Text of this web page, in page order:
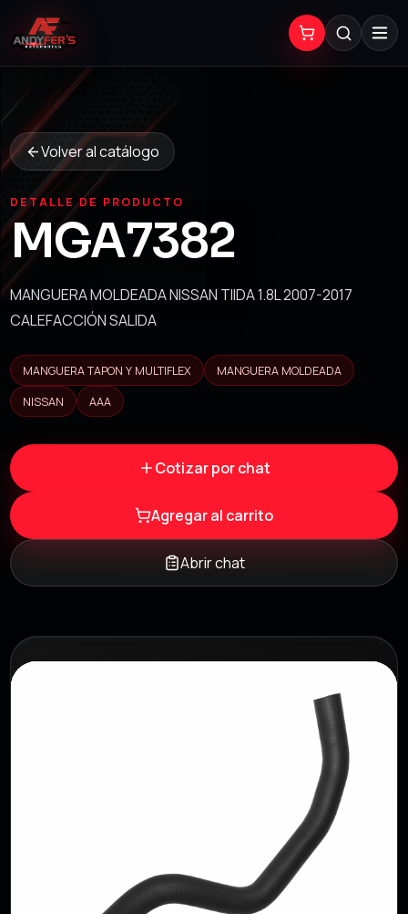
Volver al catálogo
DETALLE DE PRODUCTO
MGA7382
MANGUERA MOLDEADA NISSAN TIIDA 1.8L 2007-2017
CALEFACCIÓN SALIDA
MANGUERA TAPON Y MULTIFLEX
MANGUERA MOLDEADA
NISSAN
AAA
Cotizar por chat
Agregar al carrito
Abrir chat